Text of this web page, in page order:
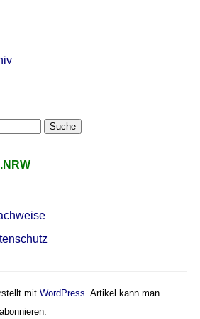
mit WordPress . Artikel kann man